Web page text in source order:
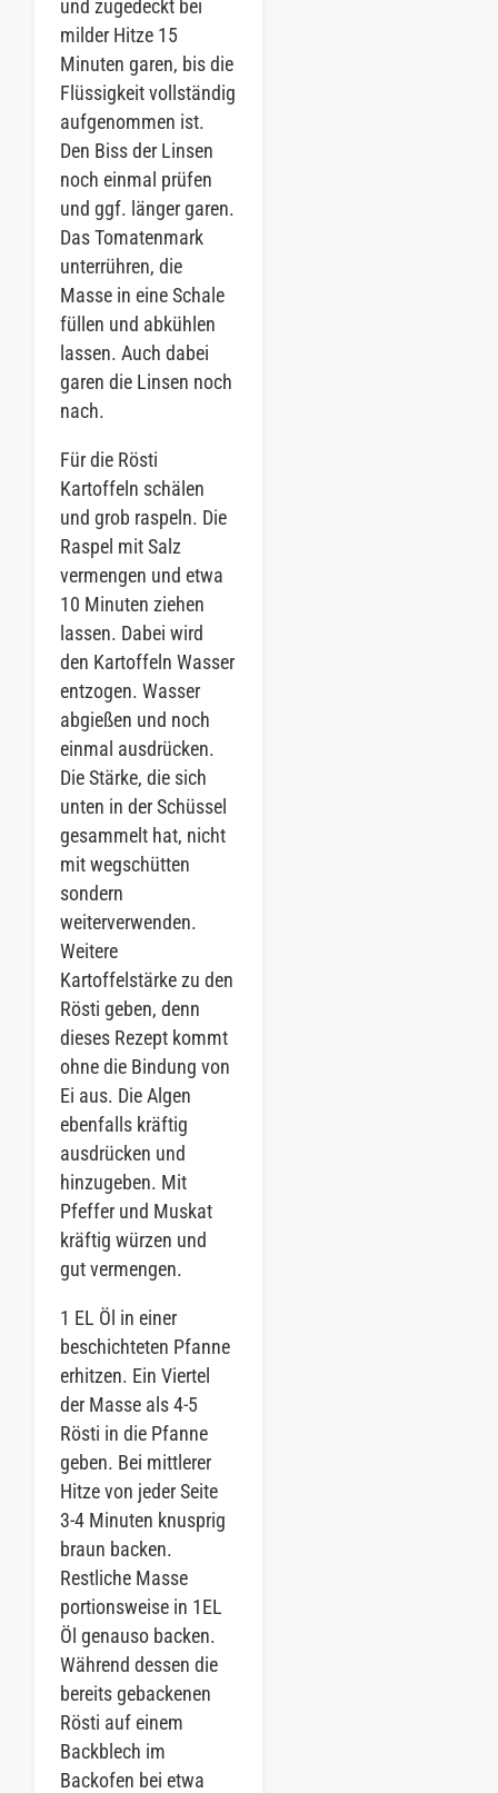
und zugedeckt bei
milder Hitze 15
Minuten garen, bis die
Flüssigkeit vollständig
aufgenommen ist.
Den Biss der Linsen
noch einmal prüfen
und ggf. länger garen.
Das Tomatenmark
unterrühren, die
Masse in eine Schale
füllen und abkühlen
lassen. Auch dabei
garen die Linsen noch
nach.
Für die Rösti
Kartoffeln schälen
und grob raspeln. Die
Raspel mit Salz
vermengen und etwa
10 Minuten ziehen
lassen. Dabei wird
den Kartoffeln Wasser
entzogen. Wasser
abgießen und noch
einmal ausdrücken.
Die Stärke, die sich
unten in der Schüssel
gesammelt hat, nicht
mit wegschütten
sondern
weiterverwenden.
Weitere
Kartoffelstärke zu den
Rösti geben, denn
dieses Rezept kommt
ohne die Bindung von
Ei aus. Die Algen
ebenfalls kräftig
ausdrücken und
hinzugeben. Mit
Pfeffer und Muskat
kräftig würzen und
gut vermengen.
1 EL Öl in einer
beschichteten Pfanne
erhitzen. Ein Viertel
der Masse als 4-5
Rösti in die Pfanne
geben. Bei mittlerer
Hitze von jeder Seite
3-4 Minuten knusprig
braun backen.
Restliche Masse
portionsweise in 1EL
Öl genauso backen.
Während dessen die
bereits gebackenen
Rösti auf einem
Backblech im
Backofen bei etwa